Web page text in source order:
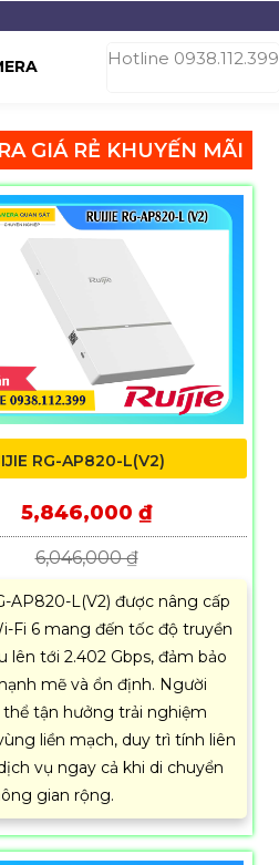
Hotline 0938.112.399
GIÁ RẺ KHUYẾN MÃI
RG-AP820-L(V2)
5,846,000 ₫
6,046,000 ₫
AP820-L(V2) được nâng cấp
Fi 6 mang đến tốc độ truyền
lên tới 2.402 Gbps, đảm bảo
mẽ và ổn định. Người
tận hưởng trải nghiệm
liền mạch, duy trì tính liên
vụ ngay cả khi di chuyển
gian rộng.